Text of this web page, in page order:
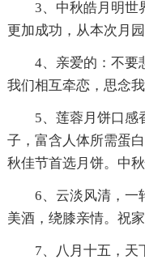
3、中秋皓月明世
更加成功，从本次月
4、亲爱的：不要
我们相互牵恋，思念
5、莲蓉月饼口感
子，富含人体所需蛋
秋佳节首选月饼。中
6、云淡风清，一
美酒，绕膝亲情。祝
7、八月十五，天